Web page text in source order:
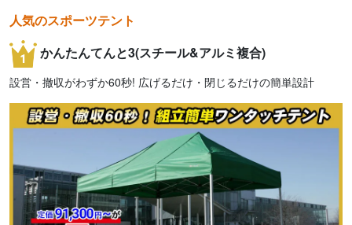
人気のスポーツテント
かんたんてんと3(スチール&アルミ複合)
設営・撤収がわずか60秒! 広げるだけ・閉じるだけの簡単設計